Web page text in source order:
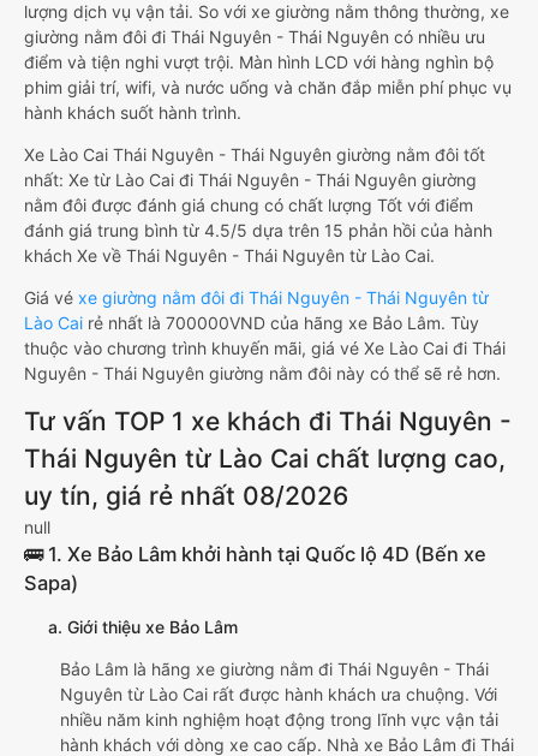
lượng dịch vụ vận tải. So với xe giường nằm thông thường, xe
giường nằm đôi đi Thái Nguyên - Thái Nguyên có nhiều ưu
điểm và tiện nghi vượt trội. Màn hình LCD với hàng nghìn bộ
phim giải trí, wifi, và nước uống và chăn đắp miễn phí phục vụ
hành khách suốt hành trình.
Xe Lào Cai Thái Nguyên - Thái Nguyên giường nằm đôi tốt
nhất: Xe từ Lào Cai đi Thái Nguyên - Thái Nguyên giường
nằm đôi được đánh giá chung có chất lượng Tốt với điểm
đánh giá trung bình từ 4.5/5 dựa trên 15 phản hồi của hành
khách Xe về Thái Nguyên - Thái Nguyên từ Lào Cai.
Giá vé xe giường nằm đôi đi Thái Nguyên - Thái Nguyên từ
Lào Cai rẻ nhất là 700000VND của hãng xe Bảo Lâm. Tùy
thuộc vào chương trình khuyến mãi, giá vé Xe Lào Cai đi Thái
Nguyên - Thái Nguyên giường nằm đôi này có thể sẽ rẻ hơn.
Tư vấn TOP 1 xe khách đi Thái Nguyên -
Thái Nguyên từ Lào Cai chất lượng cao,
uy tín, giá rẻ nhất 08/2026
null
🚌 1. Xe Bảo Lâm khởi hành tại Quốc lộ 4D (Bến xe
Sapa)
a. Giới thiệu xe Bảo Lâm
Bảo Lâm là hãng xe giường nằm đi Thái Nguyên - Thái
Nguyên từ Lào Cai rất được hành khách ưa chuộng. Với
nhiều năm kinh nghiệm hoạt động trong lĩnh vực vận tải
hành khách với dòng xe cao cấp. Nhà xe Bảo Lâm đi Thái